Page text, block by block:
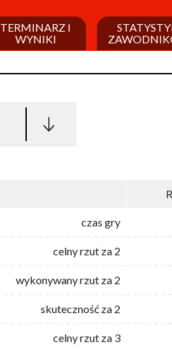
TERMINARZ I
WYNIKI
czas gry
celny rzut za 2
wykonywany rzut za 2
skuteczność za 2
celny rzut za 3